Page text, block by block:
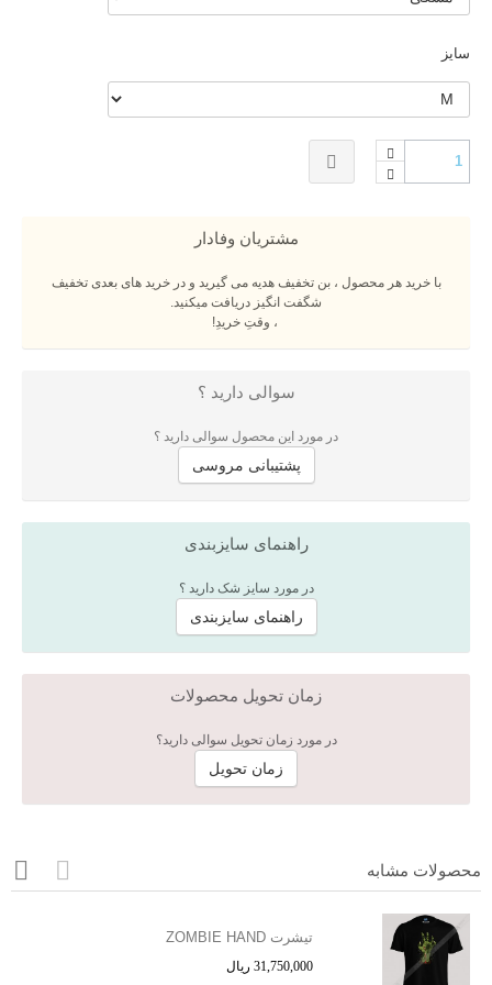
سایز
مشتریان وفادار
با خرید هر محصول ، بن تخفیف هدیه می گیرید و در خرید های بعدی تخفیف
شگفت انگیز دریافت میکنید.
، وقتِ خریدِ!
سوالی دارید ؟
در مورد این محصول سوالی دارید ؟
پشتیبانی مروسی
راهنمای سایزبندی
در مورد سایز شک دارید ؟
راهنمای سایزبندی
زمان تحویل محصولات
در مورد زمان تحویل سوالی دارید؟
زمان تحویل
محصولات مشابه
تیشرت ZOMBIE HAND
31,750,000 ریال